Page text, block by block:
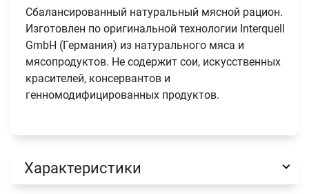
Сбалансированный натуральный мясной рацион.
Изготовлен по оригинальной технологии Interquell
GmbH (Германия) из натурального мяса и
мясопродуктов. Не содержит сои, искусственных
красителей, консервантов и
генномодифицированных продуктов.
Характеристики